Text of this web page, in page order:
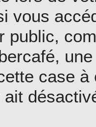
vous
public,
case à